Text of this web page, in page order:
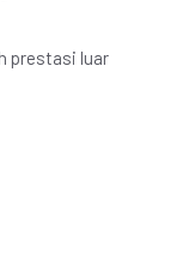
prestasi luar